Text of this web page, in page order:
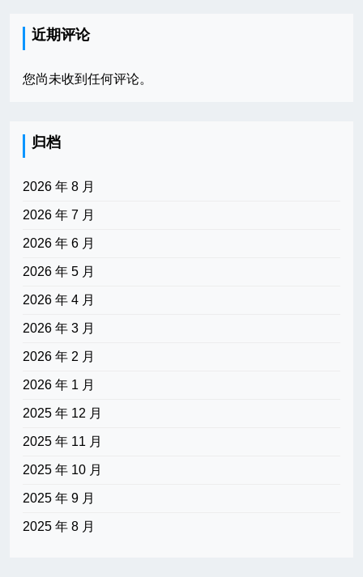
近期评论
您尚未收到任何评论。
归档
2026 年 8 月
2026 年 7 月
2026 年 6 月
2026 年 5 月
2026 年 4 月
2026 年 3 月
2026 年 2 月
2026 年 1 月
2025 年 12 月
2025 年 11 月
2025 年 10 月
2025 年 9 月
2025 年 8 月